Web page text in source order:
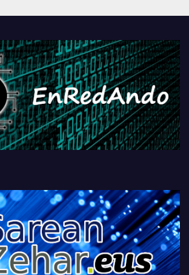
bideojoko